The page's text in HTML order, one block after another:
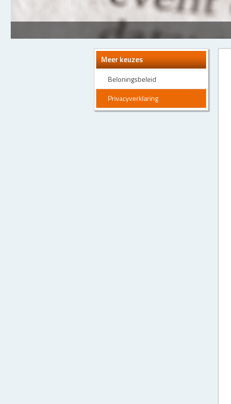
Meer keuzes
Beloningsbeleid
Privacyverklaring